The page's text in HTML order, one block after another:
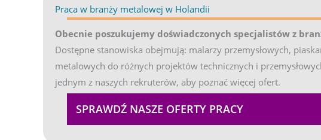
Praca w branży metalowej w Holandii
Obecnie poszukujemy doświadczonych specjalistów z
Dostępne stanowiska obejmują: malarzy przemysłowych,
metalowych do różnych projektów technicznych i
jednym z naszych rekruterów, aby poznać więcej ofert.
SPRAWDŹ NASZE OFERTY PRACY